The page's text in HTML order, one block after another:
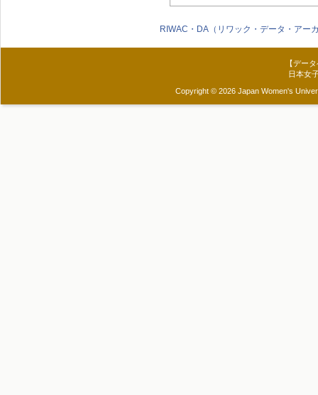
RIWAC・DA（リワック・データ・アー
【デー
日本女
Copyright © 2026 Japan Women's